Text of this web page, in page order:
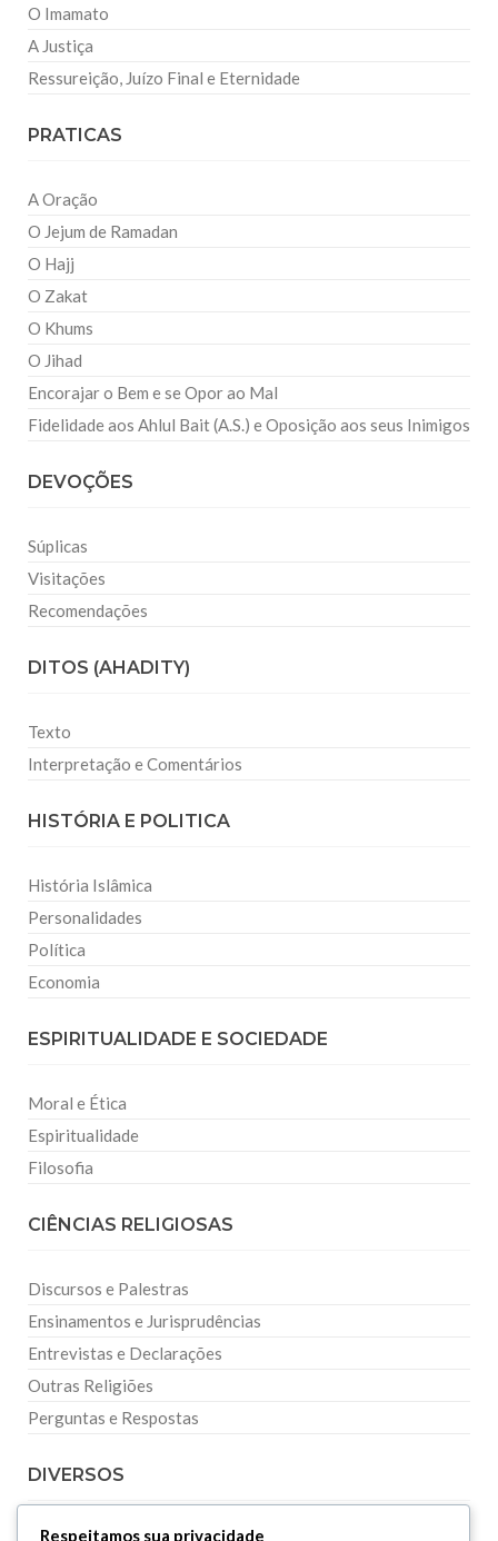
O Imamato
A Justiça
Ressureição, Juízo Final e Eternidade
PRATICAS
A Oração
O Jejum de Ramadan
O Hajj
O Zakat
O Khums
O Jihad
Encorajar o Bem e se Opor ao Mal
Fidelidade aos Ahlul Bait (A.S.) e Oposição aos seus Inimigos
DEVOÇÕES
Súplicas
Visitações
Recomendações
DITOS (AHADITY)
Texto
Interpretação e Comentários
HISTÓRIA E POLITICA
História Islâmica
Personalidades
Política
Economia
ESPIRITUALIDADE E SOCIEDADE
Moral e Ética
Espiritualidade
Filosofia
CIÊNCIAS RELIGIOSAS
Discursos e Palestras
Ensinamentos e Jurisprudências
Entrevistas e Declarações
Outras Religiões
Perguntas e Respostas
DIVERSOS
Respeitamos sua privacidade